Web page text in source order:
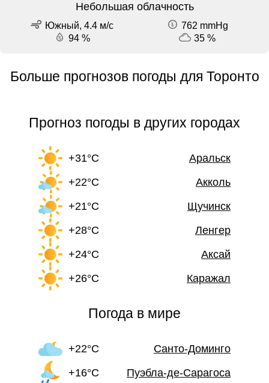
Небольшая облачность
Южный, 4.4 м/с
762 mmHg
94 %
35 %
Больше прогнозов погоды для Торонто
Прогноз погоды в других городах
+31°C
Аральск
+22°C
Акколь
+21°C
Щучинск
+28°C
Ленгер
+24°C
Аксай
+26°C
Каражал
Погода в мире
+22°C
Санто-Доминго
+16°C
Пуэбла-де-Сарагоса